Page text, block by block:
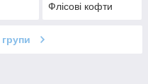
Флісові кофти